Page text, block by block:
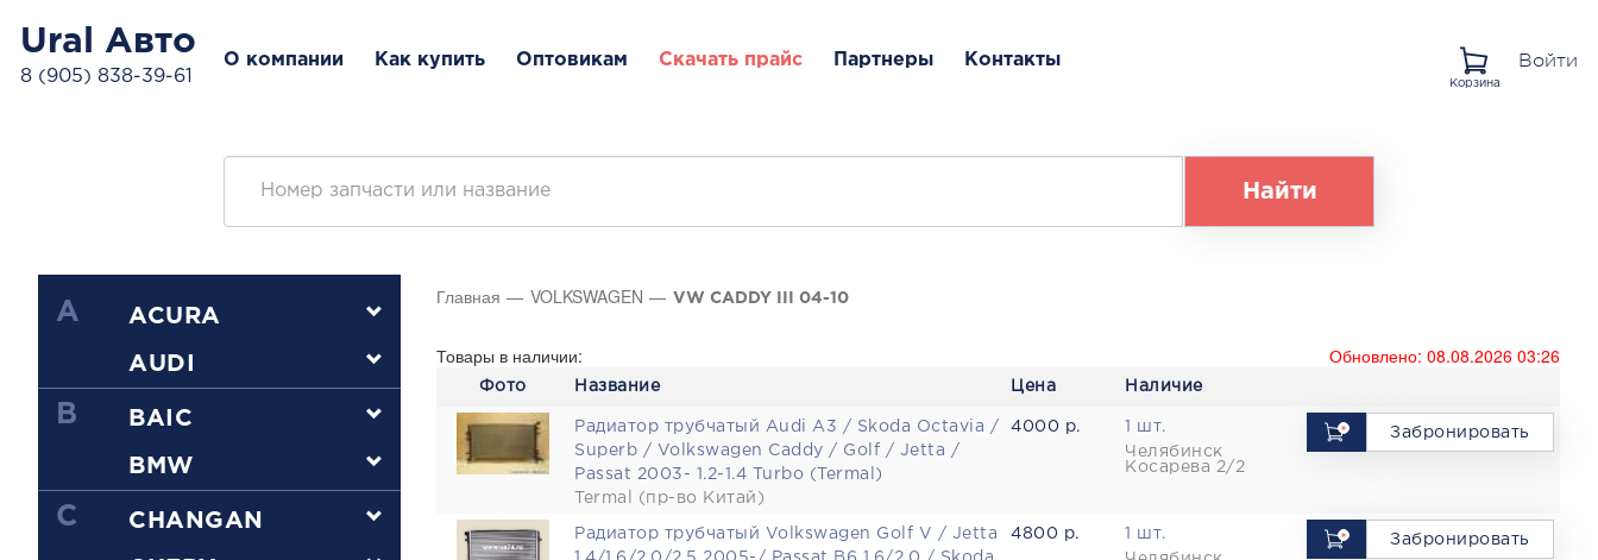
Ural Авто
8 (905) 838-39-61
О компании Как купить Оптовикам Скачать прайс Партнеры Контакты
Корзина
Войти
Найти
A ACURA
AUDI
B BAIC
BMW
C CHANGAN
Главная VOLKSWAGEN VW CADDY III 04-10
Товары в наличии: Обновлено: 08.08.2026 03:26
Фото Название Цена Наличие
Радиатор трубчатый Audi A3 / Skoda Octavia /
Superb / Volkswagen Caddy / Golf / Jetta /
Passat 2003- 1.2-1.4 Turbo (Termal)
Termal (пр-во Китай)
4000 р.
1 шт.
Челябинск
Косарева 2/2
Забронировать
Радиатор трубчатый Volkswagen Golf V / Jetta
4800 р.
1 шт.
Забронировать